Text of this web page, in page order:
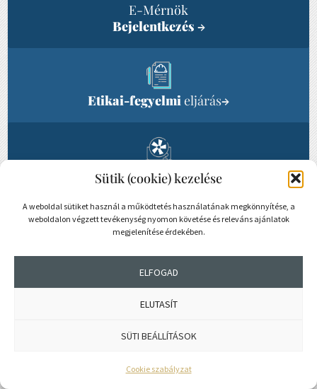
Sütik (cookie) kezelése
A weboldal sütiket használ a működtetés használatának megkönnyítése, a
weboldalon végzett tevékenység nyomon követése és releváns ajánlatok
megjelenítése érdekében.
ELFOGAD
ELUTASÍT
SÜTI BEÁLLÍTÁSOK
Cookie szabályzat
E-Mérnök
Bejelentkezés →
Etikai-fegyelmi eljárás→
Energetikai
felülvizsgálat→
Energetikai
tanácsadás